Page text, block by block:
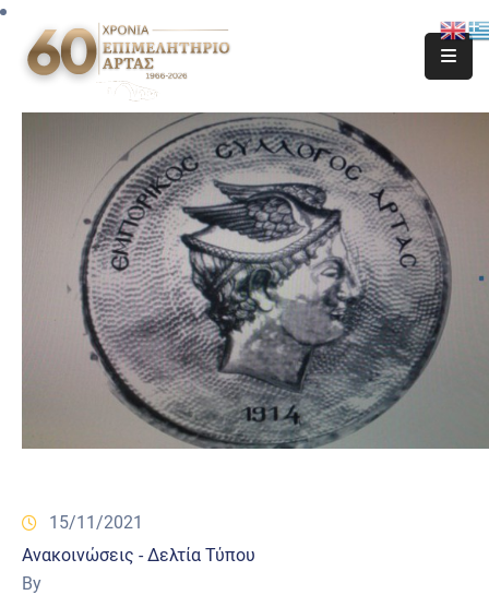
15/11/2021
Ανακοινώσεις - Δελτία Τύπου
By